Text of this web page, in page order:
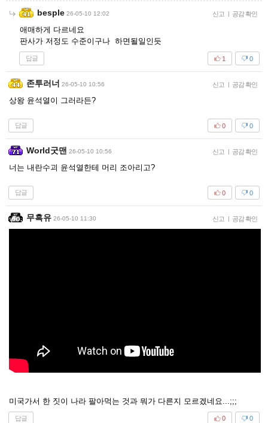
besple 26-05-10 12:02 신고 | 공감 확인
애매하게 다르네요
판사가 저정도 수준이구나 하면될일인듯
답글 0
1
존투러너 26-05-10 10:56 신고 | 공감 확인
상왕 윤석열이 그러라든?
답글 0
0
World굿맨 26-05-10 10:56 신고 | 공감 확인
너는 내란수괴 윤석열한테 머리 조아리고?
답글 0
0
무흑유 26-05-10 11:30 신고 | 공감 확인
미국가서 한 짓이 나라 팔아먹는 것과 뭐가 다른지 모르겠네요...;;;
답글 0
0